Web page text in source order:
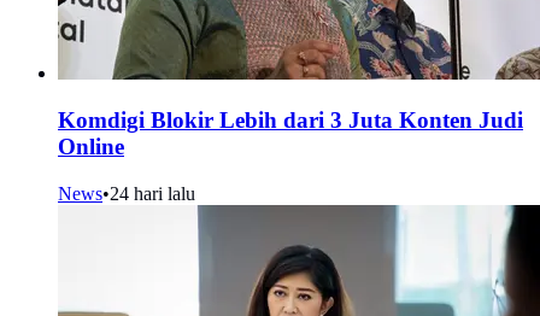
Komdigi Blokir Lebih dari 3 Juta Konten Judi
Online
News•24 hari lalu